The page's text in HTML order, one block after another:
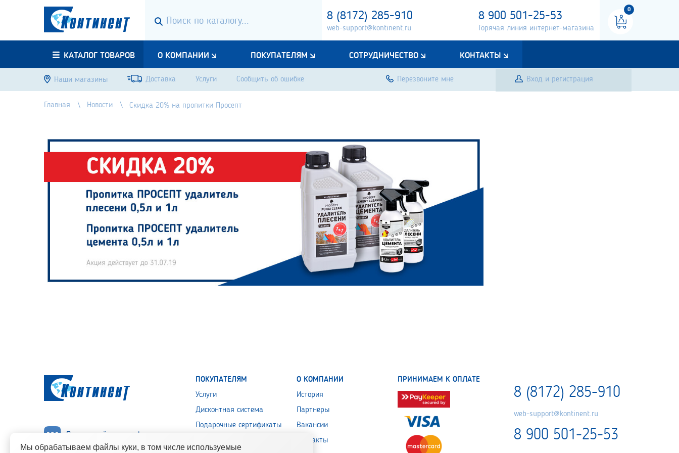
8 (8172) 285-910
web-support@kontinent.ru
8 900 501-25-53
Горячая линия интернет-магазина
0
КАТАЛОГ ТОВАРОВ О КОМПАНИИ ПОКУПАТЕЛЯМ СОТРУДНИЧЕСТВО КОНТАКТЫ
Наши магазины Доставка Услуги Сообщить об ошибке Перезвоните мне Вход и регистрация
Главная Новости Скидка 20% на пропитки Просепт
Подписывайся на нас!
ПОКУПАТЕЛЯМ
Услуги
Дисконтная система
Подарочные сертификаты
персональных данных
О КОМПАНИИ
История
Партнеры
Вакансии
Контакты
ПРИНИМАЕМ К ОПЛАТЕ
8 (8172) 285-910
web-support@kontinent.ru
8 900 501-25-53
Мы обрабатываем файлы куки, в том числе используемые